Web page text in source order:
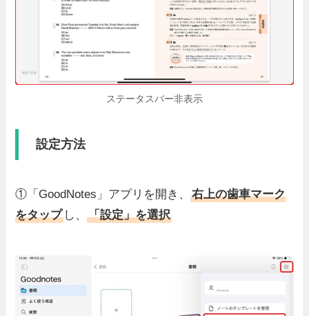
ステータスバー非表示
設定方法
①「GoodNotes」アプリを開き、右上の歯車マーク
をタップ し、「設定」を選択